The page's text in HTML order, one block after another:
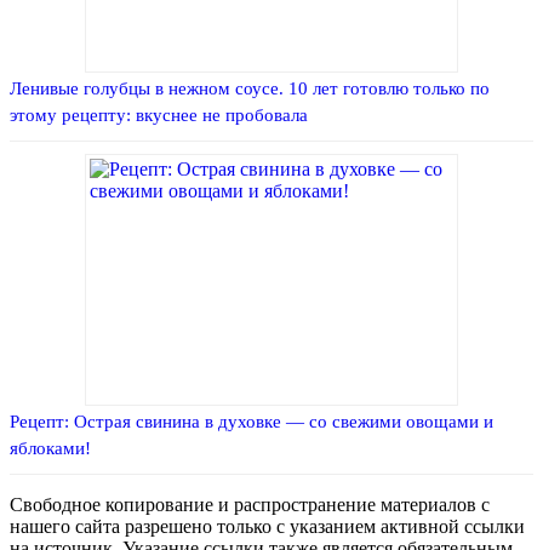
Ленивые голубцы в нежном соусе. 10 лет готовлю только по
этому рецепту: вкуснее не пробовала
Рецепт: Острая свинина в духовке — со свежими овощами и
яблоками!
Свободное копирование и распространение материалов с
нашего сайта разрешено только с указанием активной ссылки